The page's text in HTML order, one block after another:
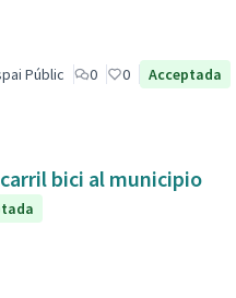
Públic 0 0 Acceptada
bici al municipio